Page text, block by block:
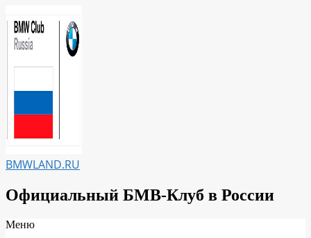
к
содержимому
BMWLAND.RU
Официальный БМВ-Клуб в России
Вторичное
Меню